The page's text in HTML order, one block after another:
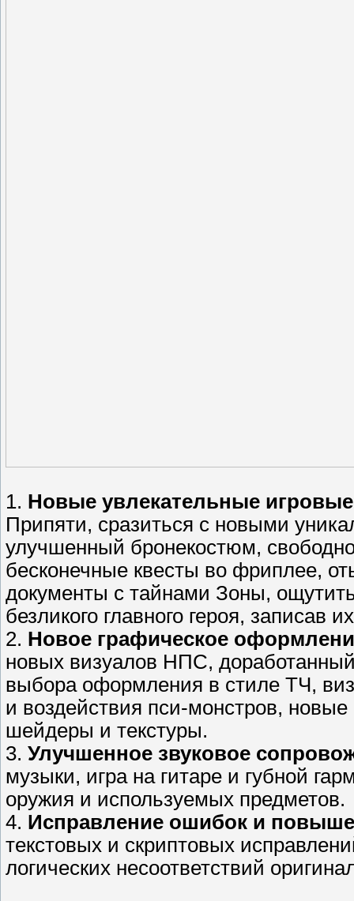
1. Новые увлекательные
Припяти, сразиться с новыми
улучшенный бронекостюм,
бесконечные квесты во фриплее,
документы с тайнами Зоны,
безликого главного героя, записав
2. Новое графическое
новых визуалов НПС,
выбора оформления в стиле ТЧ,
и воздействия пси-монстров,
шейдеры и текстуры.
3. Улучшенное звуковое
музыки, игра на гитаре и губной
оружия и используемых предметов.
4. Исправление ошибок и
текстовых и скриптовых
логических несоответствий